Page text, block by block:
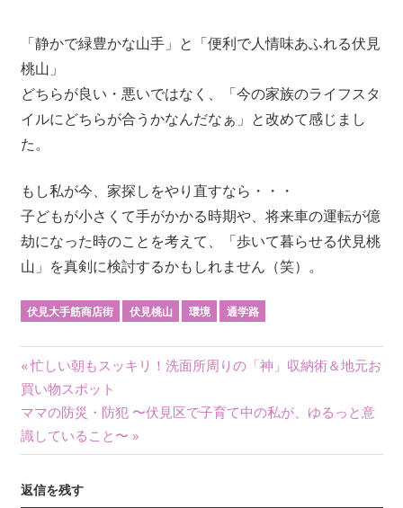
「静かで緑豊かな山手」と「便利で人情味あふれる伏見
桃山」
どちらが良い・悪いではなく、「今の家族のライフスタ
イルにどちらが合うかなんだなぁ」と改めて感じまし
た。
もし私が今、家探しをやり直すなら・・・
子どもが小さくて手がかかる時期や、将来車の運転が億
劫になった時のことを考えて、「歩いて暮らせる伏見桃
山」を真剣に検討するかもしれません（笑）。
伏見大手筋商店街 伏見桃山 環境 通学路
投
稿
ナ
ビ
前
の
記
事:
忙しい朝もスッキリ！洗面所周りの「神」収納術＆地元お
買い物スポット
次
の
記
事:
ママの防災・防犯 〜伏見区で子育て中の私が、ゆるっと意
識していること〜
返信を残す